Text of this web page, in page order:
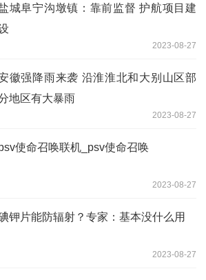
城阜宁沟墩镇：靠前监督 护航项目建
2023-08-27
徽强降雨来袭 沿淮淮北和大别山区部
地区有大暴雨
2023-08-27
使命召唤联机_psv使命召唤
2023-08-27
钾片能防辐射？专家：基本没什么用
2023-08-27